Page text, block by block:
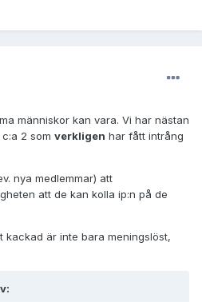
människor kan vara. Vi har nästan
2 som verkligen har fått intrång
nya medlemmar) att
att de kan kolla ip:n på de
kackad är inte bara meningslöst,